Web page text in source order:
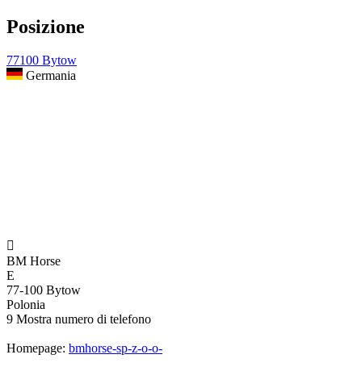
Posizione
77100 Bytow
Germania

BM Horse
E
77-100 Bytow
Polonia
9 Mostra numero di telefono
Homepage: bmhorse-sp-z-o-o-